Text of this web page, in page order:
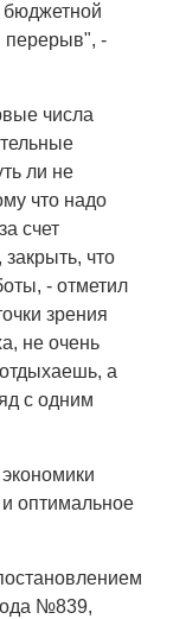
перерыв", -
числа
ли не
что надо
счет
что
- отметил
зрения
не очень
а
с одним
оптимальное
№839,